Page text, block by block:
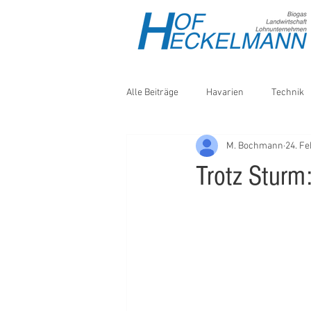
Alle Beiträge Havarien Technik
Sonderkulturen
Trotz
M. Bochmann 24.